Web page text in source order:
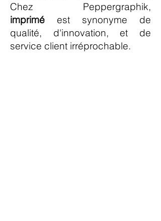
Chez Peppergraphik,
imprimé est synonyme de
qualité, d'innovation, et de
service client irréprochable.